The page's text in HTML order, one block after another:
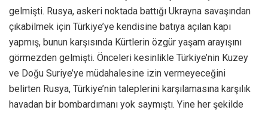
gelmişti. Rusya, askeri noktada battığı Ukrayna savaşından
çıkabilmek için Türkiye’ye kendisine batıya açılan kapı
yapmış, bunun karşısında Kürtlerin özgür yaşam arayışını
görmezden gelmişti. Önceleri kesinlikle Türkiye’nin Kuzey
ve Doğu Suriye’ye müdahalesine izin vermeyeceğini
belirten Rusya, Türkiye’nin taleplerini karşılamasına karşılık
havadan bir bombardımanı yok saymıştı. Yine her şekilde